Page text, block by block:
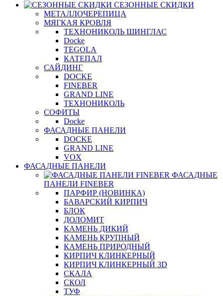
СЕЗОННЫЕ СКИДКИ
МЕТАЛЛОЧЕРЕПИЦА
МЯГКАЯ КРОВЛЯ
ТЕХНОНИКОЛЬ ШИНГЛАС
Docke
TEGOLA
КАТЕПАЛ
САЙДИНГ
DOCKE
FINEBER
GRAND LINE
ТЕХНОНИКОЛЬ
СОФИТЫ
Docke
ФАСАДНЫЕ ПАНЕЛИ
DOCKE
GRAND LINE
VOX
ФАСАДНЫЕ ПАНЕЛИ
ФАСАДНЫЕ
ПАНЕЛИ FINEBER
ПАРФИР (НОВИНКА)
БАВАРСКИЙ КИРПИЧ
БЛОК
ДОЛОМИТ
КАМЕНЬ ДИКИЙ
КАМЕНЬ КРУПНЫЙ
КАМЕНЬ ПРИРОДНЫЙ
КИРПИЧ КЛИНКЕРНЫЙ
КИРПИЧ КЛИНКЕРНЫЙ 3D
СКАЛА
СКОЛ
ТУФ